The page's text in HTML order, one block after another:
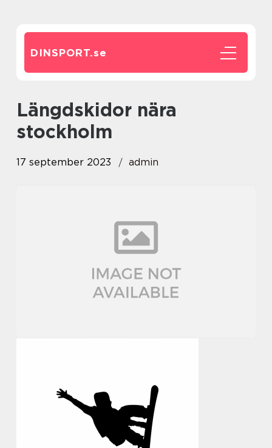
DINSPORT.se
längdskidor nära
stockholm
17 september 2023 admin